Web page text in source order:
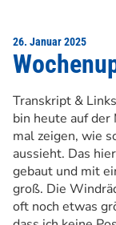
26. Januar 2025
Transkript &
bin heute auf
mal zeigen, wie
aussieht. Das
gebaut und mit
groß. Die
oft noch etwas